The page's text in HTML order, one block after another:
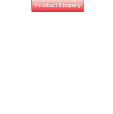
Product Enquiry